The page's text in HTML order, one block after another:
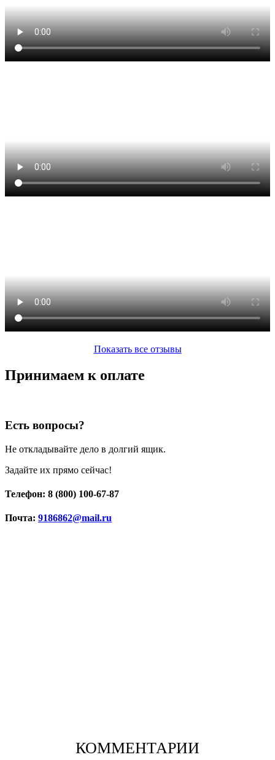
Показать все отзывы
Принимаем к оплате
Есть вопросы?
Не откладывайте дело в долгий ящик.
Задайте их прямо сейчас!
Телефон: 8 (800) 100-67-87
Почта: 9186862@mail.ru
КОММЕНТАРИИ